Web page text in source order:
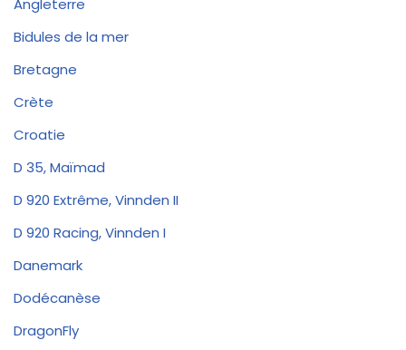
Angleterre
Bidules de la mer
Bretagne
Crète
Croatie
D 35, Maïmad
D 920 Extrême, Vinnden II
D 920 Racing, Vinnden I
Danemark
Dodécanèse
DragonFly